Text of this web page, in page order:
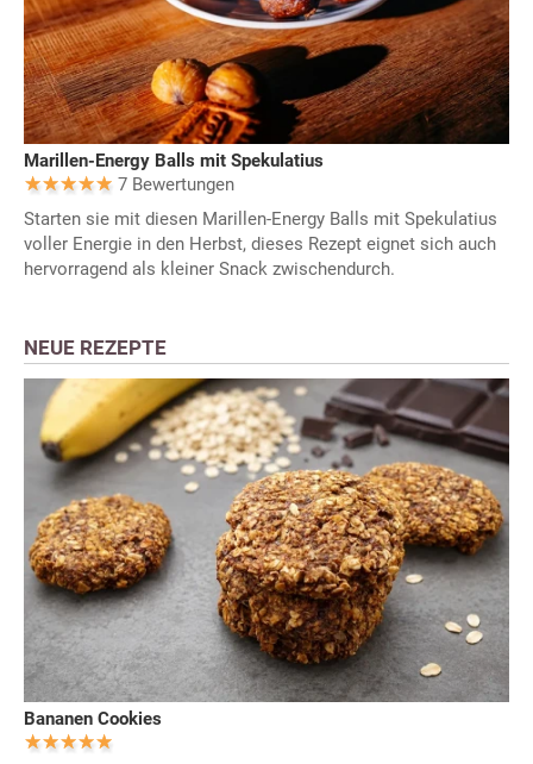
Marillen-Energy Balls mit Spekulatius
7 Bewertungen
Starten sie mit diesen Marillen-Energy Balls mit Spekulatius
voller Energie in den Herbst, dieses Rezept eignet sich auch
hervorragend als kleiner Snack zwischendurch.
NEUE REZEPTE
Bananen Cookies